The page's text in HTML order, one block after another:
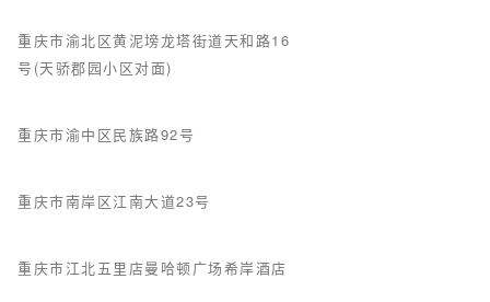
重庆市渝北区黄泥塝龙塔街道天和路16
号(天骄郡园小区对面)
重庆市渝中区民族路92号
重庆市南岸区江南大道23号
重庆市江北五里店曼哈顿广场希岸酒店